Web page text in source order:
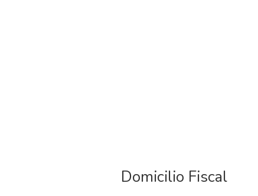
Domicilio Fiscal